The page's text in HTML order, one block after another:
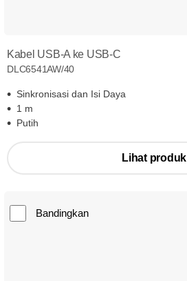
Kabel USB-A ke USB-C
DLC6541AW/40
Sinkronisasi dan Isi Daya
1 m
Putih
Lihat produk
Bandingkan